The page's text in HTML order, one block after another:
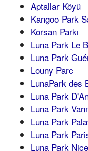
Aptallar Köyü
Kangoo Park
Korsan Parkı
Luna Park Le
Luna Park
Louny Parc
LunaPark des
Luna Park
Luna Park
Luna Park
Luna Park
Luna Park Nice